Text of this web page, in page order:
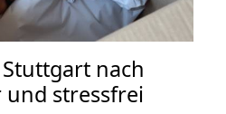
Stuttgart nach
und stressfrei